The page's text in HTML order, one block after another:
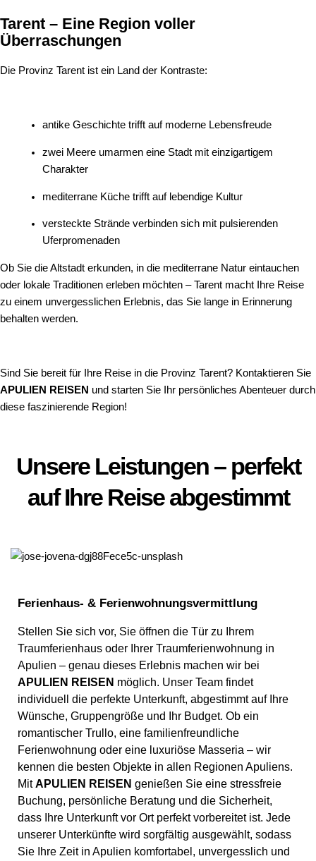
Tarent – Eine Region voller
Überraschungen
Die Provinz Tarent ist ein Land der Kontraste:
antike Geschichte trifft auf moderne Lebensfreude
zwei Meere umarmen eine Stadt mit einzigartigem
Charakter
mediterrane Küche trifft auf lebendige Kultur
versteckte Strände verbinden sich mit pulsierenden
Uferpromenaden
Ob Sie die Altstadt erkunden, in die mediterrane Natur eintauchen
oder lokale Traditionen erleben möchten – Tarent macht Ihre Reise
zu einem unvergesslichen Erlebnis, das Sie lange in Erinnerung
behalten werden.
Sind Sie bereit für Ihre Reise in die Provinz Tarent? Kontaktieren Sie
APULIEN REISEN und starten Sie Ihr persönliches Abenteuer durch
diese faszinierende Region!
Unsere Leistungen – perfekt
auf Ihre Reise abgestimmt
Ferienhaus- & Ferienwohnungsvermittlung
Stellen Sie sich vor, Sie öffnen die Tür zu Ihrem
Traumferienhaus oder Ihrer Traumferienwohnung in
Apulien – genau dieses Erlebnis machen wir bei
APULIEN REISEN möglich. Unser Team findet
individuell die perfekte Unterkunft, abgestimmt auf Ihre
Wünsche, Gruppengröße und Ihr Budget. Ob ein
romantischer Trullo, eine familienfreundliche
Ferienwohnung oder eine luxuriöse Masseria – wir
kennen die besten Objekte in allen Regionen Apuliens.
MitAPULIEN REISEN genießen Sie eine stressfreie
Buchung, persönliche Beratung und die Sicherheit,
dass Ihre Unterkunft vor Ort perfekt vorbereitet ist. Jede
unserer Unterkünfte wird sorgfältig ausgewählt, sodass
Sie Ihre Zeit in Apulien komfortabel, unvergesslich und